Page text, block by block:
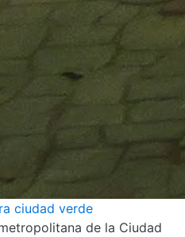
ciudad verde
de la Ciudad